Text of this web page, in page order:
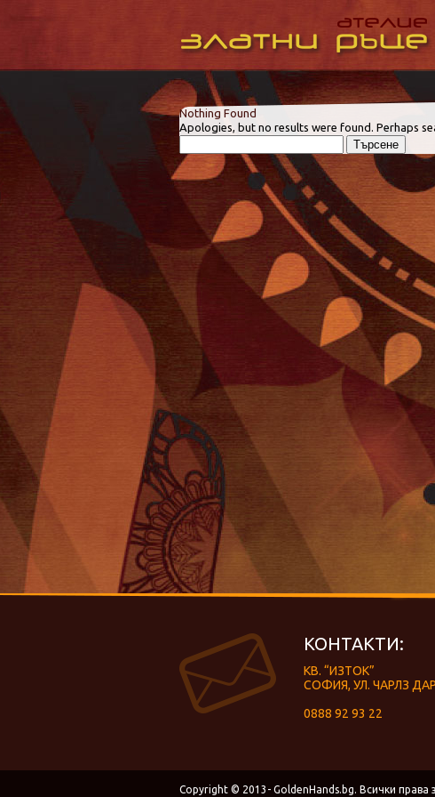
Nothing Found
Apologies, but no results were found. Perhaps
за:
КОНТАКТИ:
КВ. “ИЗТОК”
СОФИЯ, УЛ. ЧАРЛЗ
0888 92 93 22
Copyright © 2013- GoldenHands.bg. Всички права